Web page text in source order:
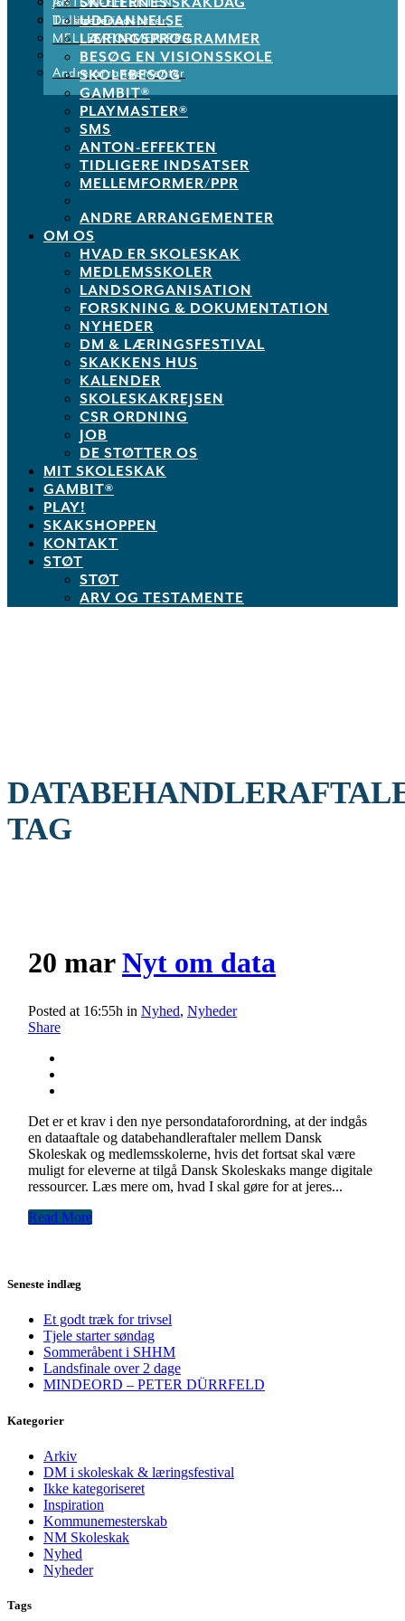
Tidligere indsatser
MELLEMFORMER/PPR
Andre arrangementer
De støtter os
UDDANNELSE
LÆRINGSPROGRAMMER
BESØG EN VISIONSSKOLE
SKOLEBESØG
GAMBIT®
PLAYMASTER®
SMS
ANTON-EFFEKTEN
TIDLIGERE INDSATSER
MELLEMFORMER/PPR
ANDRE ARRANGEMENTER
OM OS
HVAD ER SKOLESKAK
MEDLEMSSKOLER
LANDSORGANISATION
FORSKNING & DOKUMENTATION
NYHEDER
DM & LÆRINGSFESTIVAL
SKAKKENS HUS
KALENDER
SKOLESKAKREJSEN
CSR ORDNING
JOB
DE STØTTER OS
MIT SKOLESKAK
GAMBIT®
PLAY!
SKAKSHOPPEN
KONTAKT
STØT
STØT
ARV OG TESTAMENTE
TAG
20 mar Nyt om data
Posted at 16:55h in Nyhed, Nyheder
Share
Det er et krav i den nye persondataforordning, at der indgås
en dataaftale og databehandleraftaler mellem Dansk
Skoleskak og medlemsskolerne, hvis det fortsat skal være
muligt for eleverne at tilgå Dansk Skoleskaks mange digitale
ressourcer. Læs mere om, hvad I skal gøre for at jeres...
Read More
Seneste indlæg
Et godt træk for trivsel
Tjele starter søndag
Sommeråbent i SHHM
Landsfinale over 2 dage
MINDEORD – PETER DÜRRFELD
Kategorier
Arkiv
DM i skoleskak & læringsfestival
Ikke kategoriseret
Inspiration
Kommunemesterskab
NM Skoleskak
Nyhed
Nyheder
Tags